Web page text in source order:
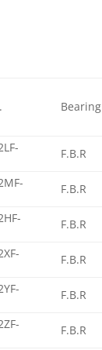
Bearing
F.B.R
F.B.R
F.B.R
F.B.R
F.B.R
F.B.R